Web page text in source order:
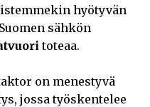
hyötyvän
sähkön
toteaa.
on menestyvä
jossa työskentelee